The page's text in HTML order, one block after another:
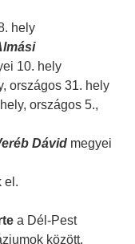
hely
10. hely
országos 31. hely
országos 5.,
Dávidmegyei
el.
a Dél-Pest
között.